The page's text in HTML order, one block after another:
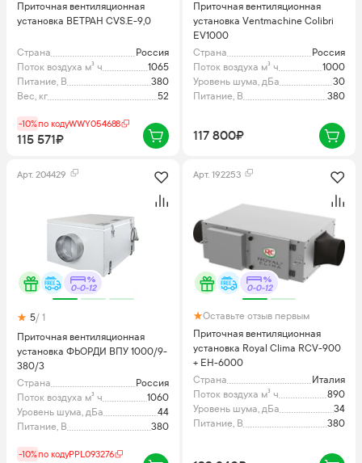
Приточная вентиляционная
установка ВЕТРАН CVS.E-9,0
Страна
Россия
Поток воздуха м³ ч
1065
Питание, В
380
Вес, кг
52
-10%по кодуWWY054688
115 571₽
Приточная вентиляционная
установка Ventmachine Colibri
EV1000
Страна
Россия
Поток воздуха м³ ч
1000
Уровень шума, дБа
30
Питание, В
380
117 800₽
Арт. 204429
0-0-12
5/ 1
Приточная вентиляционная
установка ФЬОРДИ ВПУ 1000/9-
380/3
Страна
Россия
Поток воздуха м³ ч
1060
Уровень шума, дБа
44
Питание, В
380
-10%по кодуPPL093276
Арт. 192253
0-0-12
Оставьте отзыв первым
Приточная вентиляционная
установка Royal Clima RCV-900
+ EH-6000
Страна
Италия
Поток воздуха м³ ч
890
Уровень шума, дБа
34
Питание, В
380